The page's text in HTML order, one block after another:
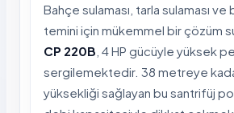
Bahçe sulaması, tarla sulaması ve
temini için mükemmel bir çözüm
CP 220B , 4 HP gücüyle yüksek
sergilemektedir. 38 metreye
yüksekliği sağlayan bu santrifüj